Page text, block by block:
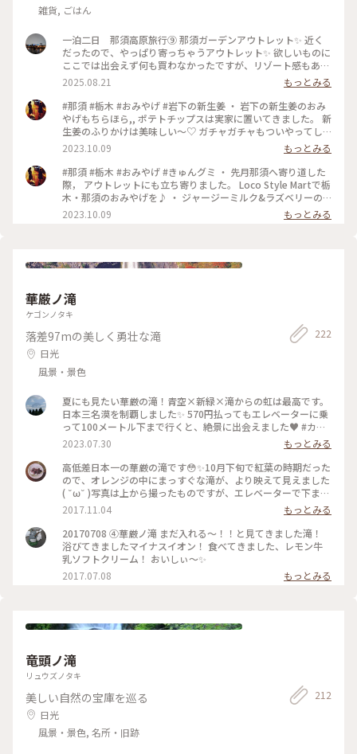
雑貨, ごはん
一泊二日 那須高原旅行⑨ 那須ガーデンアウトレット✨️ 近く
だったので、やっぱり寄っちゃうアウトレット✨️ 欲しいものに
ここでは出会えず何も買わなかったですが、リゾート感もある
アウトレット😊 散策してるだけでも楽しい✨️ 空いていて、ゆ
っくり見れました😊 2025.7.30 #那須ガーデンアウトレット #
ゆるり夏時間
2025.08.21
もっとみる
#那須 #栃木 #おみやげ #岩下の新生姜 ・ 岩下の新生姜のおみ
やげもちらほら,, ポテトチップスは実家に置いてきました。 新
生姜のふりかけは美味しい〜♡ ガチャガチャもついやってし
まい， 楽しみました(´∀｀*)
2023.10.09
もっとみる
#那須 #栃木 #おみやげ #きゅんグミ ・ 先月那須へ寄り道した
際， アウトレットにも立ち寄りました。 Loco Style Martで栃
木・那須のおみやげを♪ ・ ジャージーミルク&ラズベリーの
クッキーを自宅用に購入。（お試しサイズ） 軽ふわ触覚で美
味しい♡また次回も購入です♪* 栃木限定販売，とちおとめ使
WHITE NOTEさんで購入しました。
2023.10.09 もっとみる
華厳ノ滝
ケゴンノタキ
落差97mの美しく勇壮な滝
日光
風景・景色
222
夏にも見たい華厳の滝！青空×新緑×滝からの虹は最高です。
日本三名漠を制覇しました✨ 570円払ってもエレベーターに乗
って100メートル下まで行くと、絶景に出会えました♥️ #カメ
ラ旅 #私のことりっぷ旅
2023.07.30
もっとみる
高低差日本一の華厳の滝です😳✨10月下旬で紅葉の時期だった
ので、オレンジの中にまっすぐな滝が、より映えて見えました
( ˘ω˘ )写真は上から撮ったものですが、エレベーターで下まで
降りるとまた一段と迫力のある滝が見られます🙆🙆 #華厳の滝
#日光#滝#紅葉#日本一
2017.11.04
もっとみる
20170708 ④華厳ノ滝 まだ入れる〜！！と見てきました滝！
浴びてきましたマイナスイオン！ 食べてきました、レモン牛
乳ソフトクリーム！ おいしぃ〜✨
2017.07.08
もっとみる
竜頭ノ滝
リュウズノタキ
美しい自然の宝庫を巡る
日光
風景・景色, 名所・旧跡
212